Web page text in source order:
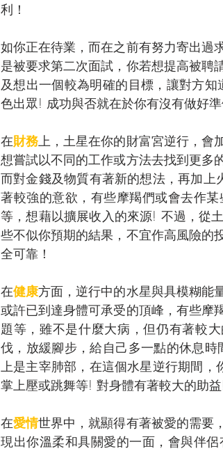
利！
如你正在待業，而在之前有努力寄出過
是被要求第二次面試，你若想提高被聘
及想出一個較為明確的目標，讓對方
色出眾! 成功與否就在於你有沒有做好
在財務上，土星在你的財富宮逆行，會
想嘗試以不同的工作或方法去找到更多
而對金錢及物質有著新的想法，再加
著較強的意欲，有些摩羯們或會去作
等，想藉以擴展收入的來源! 不過，從
些不似你預期的結果，不宜作高風險的
全可靠！
在健康方面，逆行中的水星與具模糊能
或許已到達身體可承受的頂峰，有些摩
題等，雖不是什麼大病，但仍有著較
伐，放緩腳步，給自己多一點的休息
上是主宰肺部，在這個水星逆行期間
掌上壓或跳舞等! 對身體有著較大的助益
在愛情世界中，就顯得有著被愛的需要
現出你溫柔和具關愛的一面，會與伴